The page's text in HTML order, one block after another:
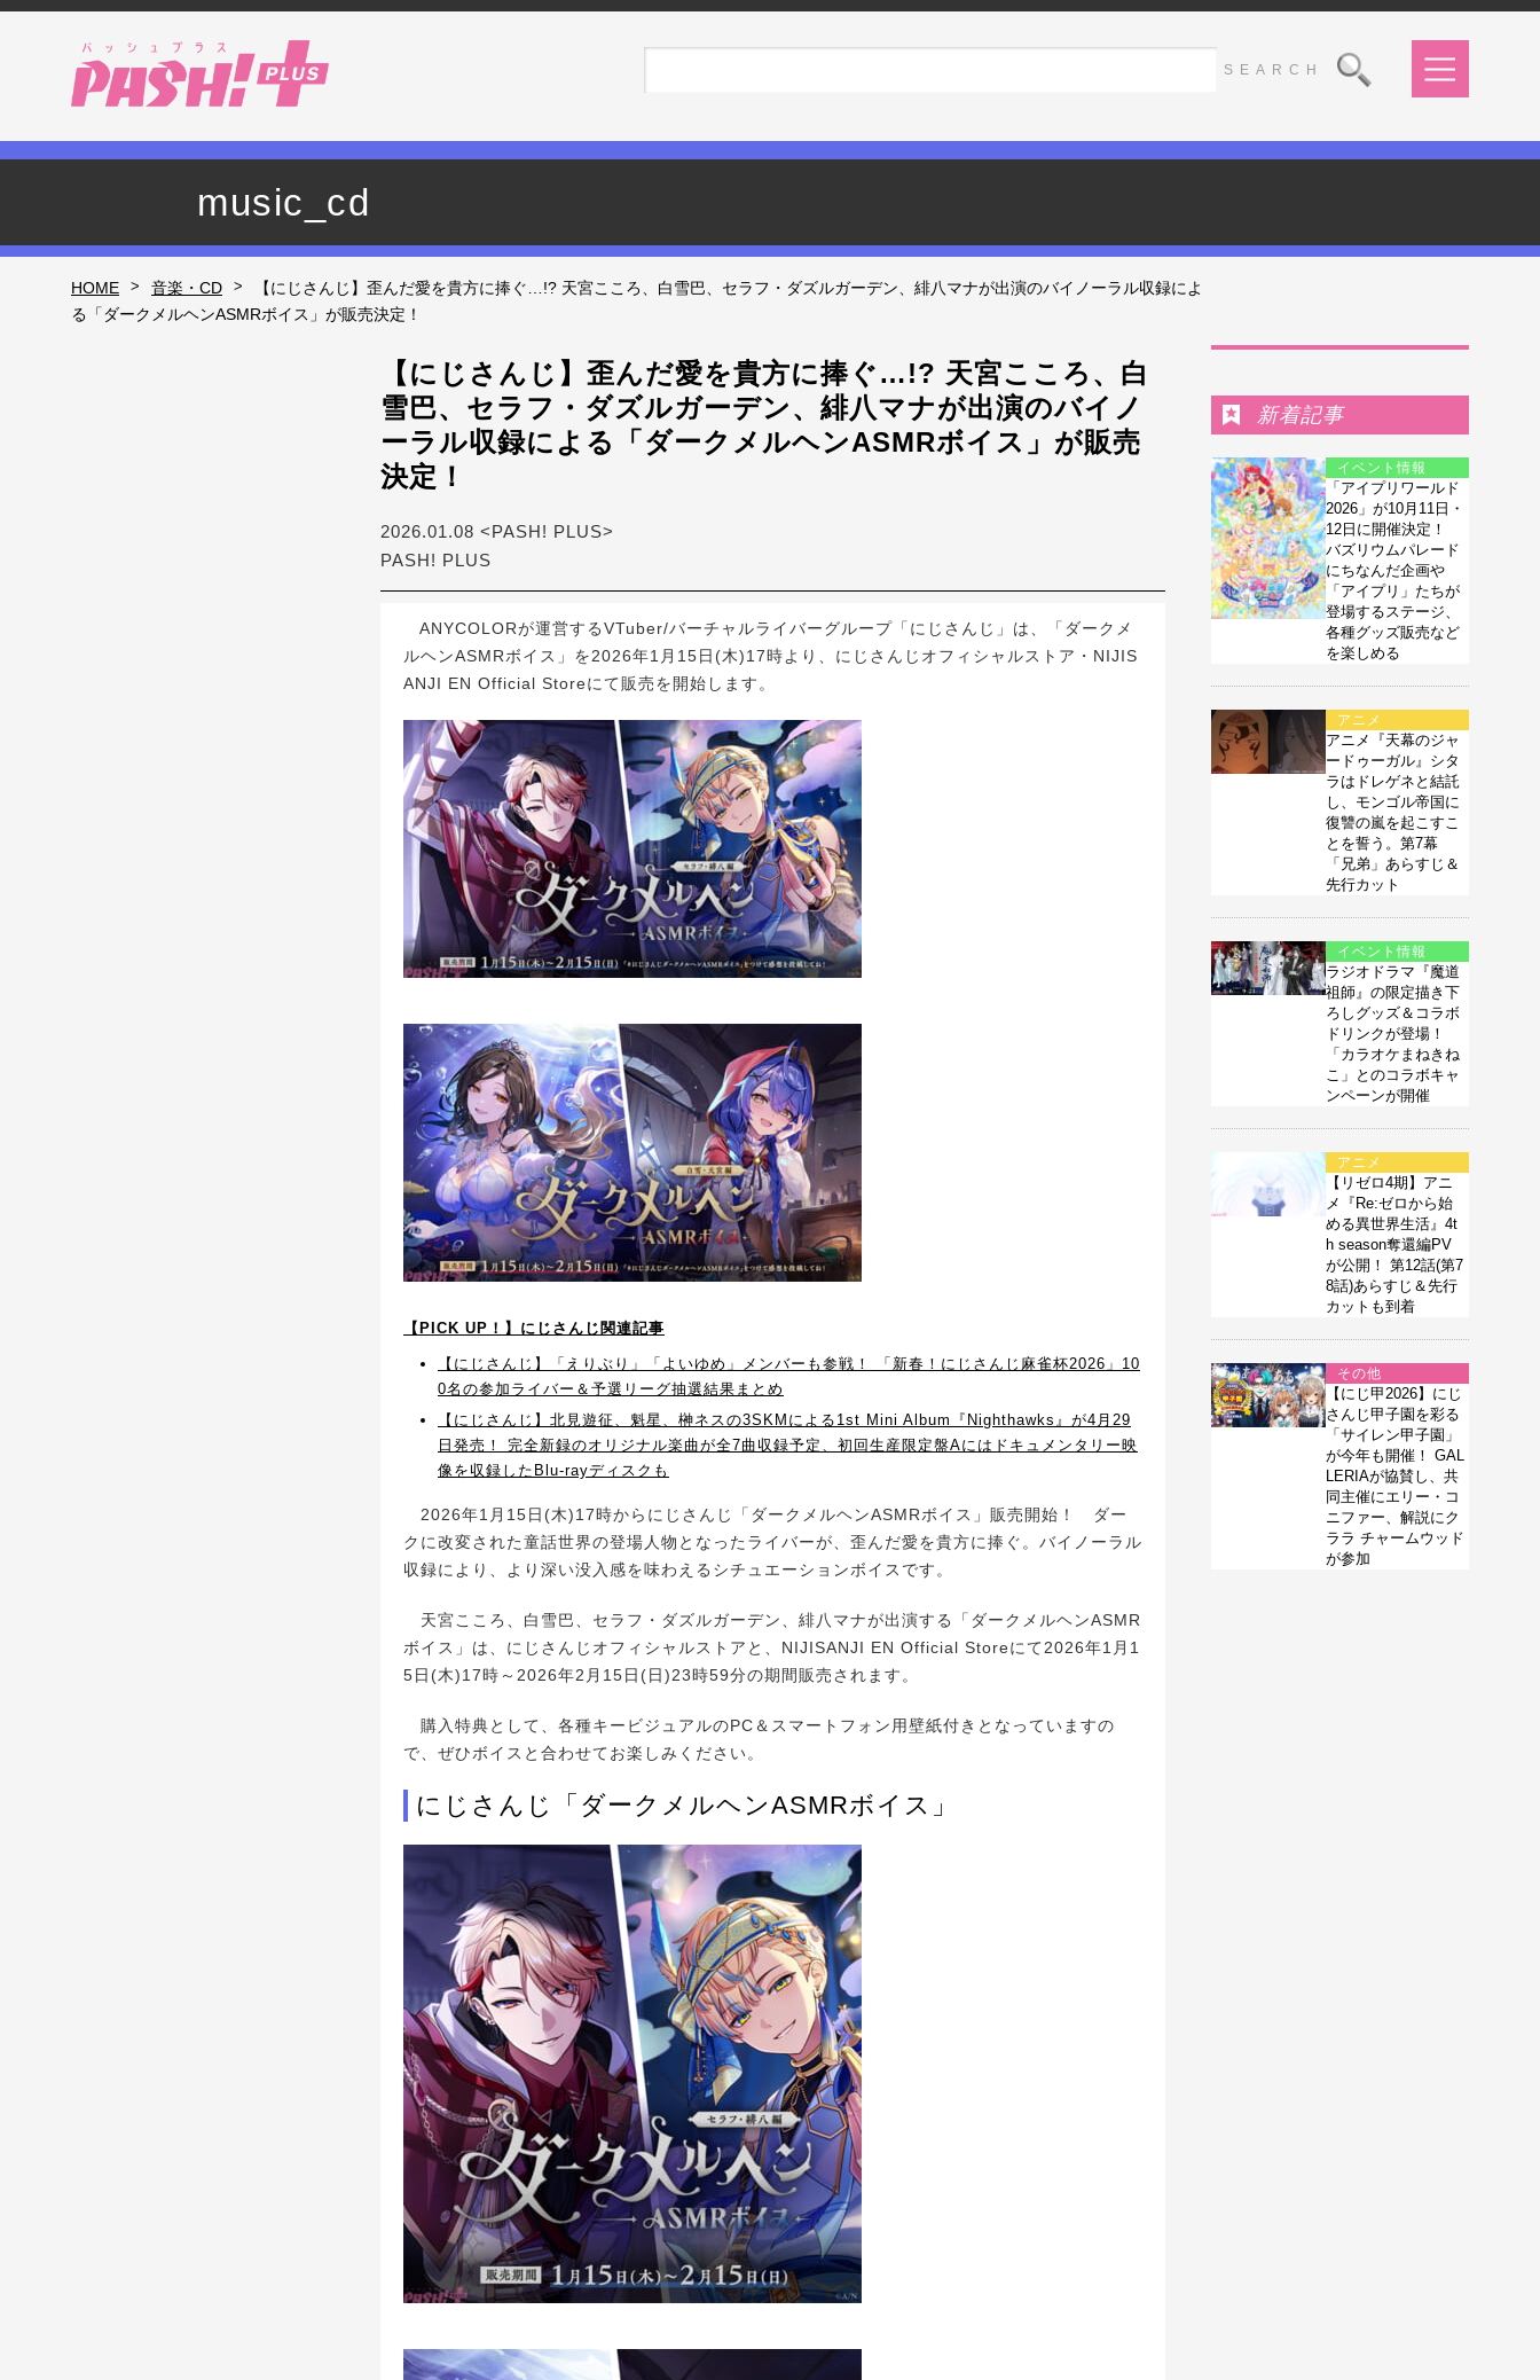
music_cd
HOME > 音楽・CD >
【にじさんじ】歪んだ愛を貴方に捧ぐ…!? 天宮こころ、白雪巴、セラフ・ダズルガーデン、緋八マナが出演のバイノーラル収録によ
る「ダークメルヘンASMRボイス」が販売決定！
【にじさんじ】歪んだ愛を貴方に捧ぐ…!? 天宮こころ、白
雪巴、セラフ・ダズルガーデン、緋八マナが出演のバイノ
ーラル収録による「ダークメルヘンASMRボイス」が販売
決定！
2026.01.08 <PASH! PLUS>
PASH! PLUS
ANYCOLORが運営するVTuber/バーチャルライバーグループ「にじさんじ」は、「ダークメ
ルヘンASMRボイス」を2026年1月15日(木)17時より、にじさんじオフィシャルストア・NIJIS
ANJI EN Official Storeにて販売を開始します。
【PICK UP！】にじさんじ関連記事
【にじさんじ】「えりぶり」「よいゆめ」メンバーも参戦！ 「新春！にじさんじ麻雀杯2026」10
0名の参加ライバー＆予選リーグ抽選結果まとめ
【にじさんじ】北見遊征、魁星、榊ネスの3SKMによる1st Mini Album『Nighthawks』が4月29
日発売！ 完全新録のオリジナル楽曲が全7曲収録予定、初回生産限定盤Aにはドキュメンタリー映
像を収録したBlu-rayディスクも
2026年1月15日(木)17時からにじさんじ「ダークメルヘンASMRボイス」販売開始！ ダー
クに改変された童話世界の登場人物となったライバーが、歪んだ愛を貴方に捧ぐ。バイノーラル
収録により、より深い没入感を味わえるシチュエーションボイスです。
天宮こころ、白雪巴、セラフ・ダズルガーデン、緋八マナが出演する「ダークメルヘンASMR
ボイス」は、にじさんじオフィシャルストアと、NIJISANJI EN Official Storeにて2026年1月1
5日(木)17時～2026年2月15日(日)23時59分の期間販売されます。
購入特典として、各種キービジュアルのPC＆スマートフォン用壁紙付きとなっていますの
で、ぜひボイスと合わせてお楽しみください。
にじさんじ「ダークメルヘンASMRボイス」
新着記事
イベント情報
「アイプリワールド
2026」が10月11日・
12日に開催決定！
バズリウムパレード
にちなんだ企画や
「アイプリ」たちが
登場するステージ、
各種グッズ販売など
を楽しめる
アニメ
アニメ『天幕のジャ
ードゥーガル』シタ
ラはドレゲネと結託
し、モンゴル帝国に
復讐の嵐を起こすこ
とを誓う。第7幕
「兄弟」あらすじ＆
先行カット
イベント情報
ラジオドラマ『魔道
祖師』の限定描き下
ろしグッズ＆コラボ
ドリンクが登場！
「カラオケまねきね
こ」とのコラボキャ
ンペーンが開催
アニメ
【リゼロ4期】アニ
メ『Re:ゼロから始
める異世界生活』4t
h season奪還編PV
が公開！ 第12話(第7
8話)あらすじ＆先行
カットも到着
その他
【にじ甲2026】にじ
さんじ甲子園を彩る
「サイレン甲子園」
が今年も開催！ GAL
LERIAが協賛し、共
同主催にエリー・コ
ニファー、解説にク
ララ チャームウッド
が参加